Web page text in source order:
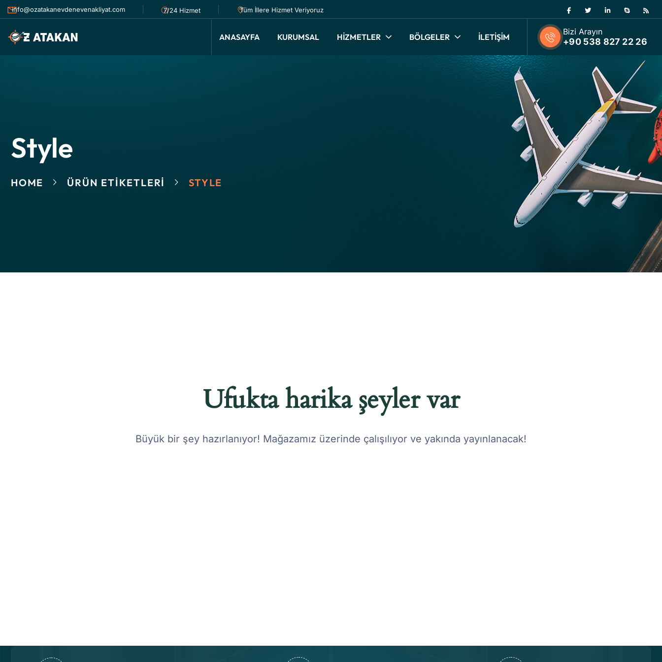
info@ozatakanevdenevenakliyat.com 7/24 Hizmet Tüm İllere Hizmet Veriyoruz
ANASAYFA KURUMSAL HİZMETLER BÖLGELER İLETİŞİM
Bizi Arayın
+90 538 827 22 26
Style
HOME ÜRÜN ETIKETLERI STYLE
Ufukta harika şeyler var
Büyük bir şey hazırlanıyor! Mağazamız üzerinde çalışılıyor ve yakında yayınlanacak!